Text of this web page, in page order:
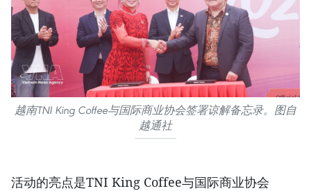
越南TNI King Coffee与国际商业协会签署谅解备忘录。图自
越通社
活动的亮点是TNI King Coffee与国际商业协会